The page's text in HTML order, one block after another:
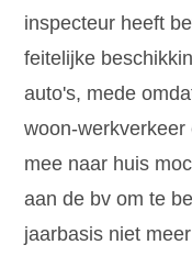
inspecteur heeft
feitelijke
auto's, mede
woon-
mee naar huis
aan de bv om te
jaarbasis niet